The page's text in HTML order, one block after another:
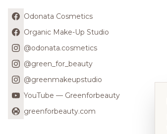
Odonata Cosmetics
Organic Make-Up Studio
@odonata.cosmetics
@green_for_beauty
@greenmakeupstudio
YouTube — Greenforbeauty
greenforbeauty.com